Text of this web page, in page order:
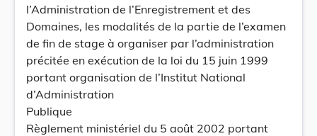
l’Administration de l’Enregistrement et des
Domaines, les modalités de la partie de l’examen
de fin de stage à organiser par l’administration
précitée en exécution de la loi du 15 juin 1999
portant organisation de l’Institut National
d’Administration
Publique
Règlement ministériel du 5 août 2002 portant